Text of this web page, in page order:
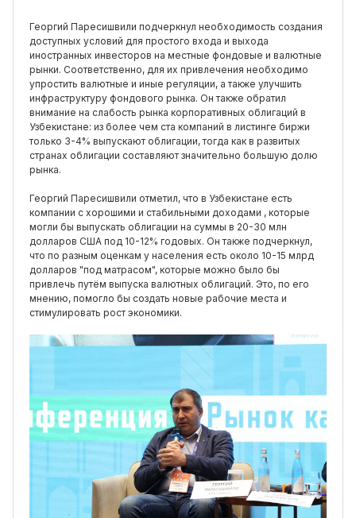
Георгий Паресишвили подчеркнул необходимость создания
доступных условий для простого входа и выхода
иностранных инвесторов на местные фондовые и валютные
рынки. Соответственно, для их привлечения необходимо
упростить валютные и иные регуляции, а также улучшить
инфраструктуру фондового рынка. Он также обратил
внимание на слабость рынка корпоративных облигаций в
Узбекистане: из более чем ста компаний в листинге биржи
только 3-4% выпускают облигации, тогда как в развитых
странах облигации составляют значительно большую долю
рынкa.
Георгий Паресишвили отметил, что в Узбекистане есть
компании с хорошими и стабильными доходами , которые
могли бы выпускать облигации на суммы в 20-30 млн
долларов США под 10-12% годовых. Он также подчеркнул,
что по разным оценкам у населения есть около 10-15 млрд
долларов "под матрасом", которые можно было бы
привлечь путём выпуска валютных облигаций. Это, по его
мнению, помогло бы создать новые рабочие места и
стимулировать рост экономики.